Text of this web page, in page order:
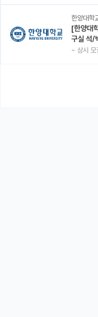
[한양대
구실 석/
~ 상시 모